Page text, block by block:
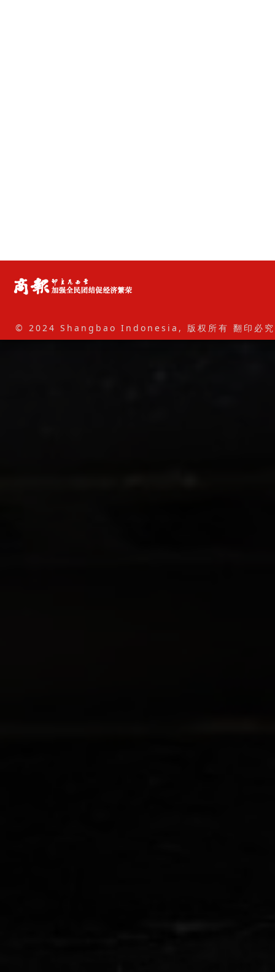
© 2024 Shangbao Indonesia, 版权所有 翻印必